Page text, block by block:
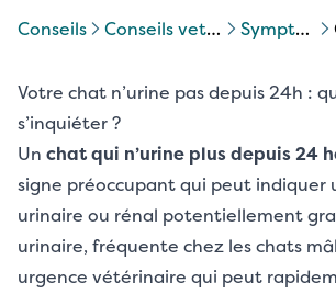
Conseils conseils veterinaires chats symptomes chat
Votre chat n’urine pas depuis 24h :
s’inquiéter ?
Un chat qui n’urine plus depuis 24
signe préoccupant qui peut indiquer
urinaire ou rénal potentiellement
urinaire, fréquente chez les chats
urgence vétérinaire qui peut